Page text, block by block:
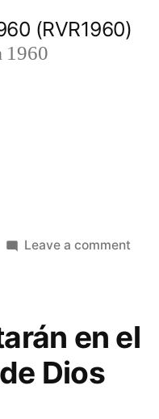
(RVR1960)
1960
Leave a comment
en el
Dios